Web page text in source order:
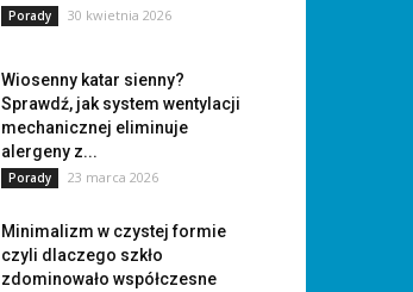
Porady 30 kwietnia 2026
Wiosenny katar sienny?
Sprawdź, jak system wentylacji
mechanicznej eliminuje
alergeny z...
Porady 23 marca 2026
Minimalizm w czystej formie
czyli dlaczego szkło
zdominowało współczesne